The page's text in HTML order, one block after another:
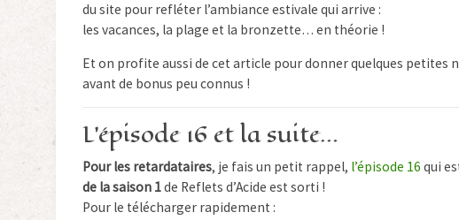
du site pour refléter l’ambiance estivale qui arrive :
les vacances, la plage et la bronzette… en théorie !
Et on profite aussi de cet article pour donner quelques petites
avant de bonus peu connus !
L’épisode 16 et la suite…
Pour les retardataires, je fais un petit rappel, l’épisode 16 qui
de la saison 1de Reflets d’Acide est sorti !
Pour le télécharger rapidement :